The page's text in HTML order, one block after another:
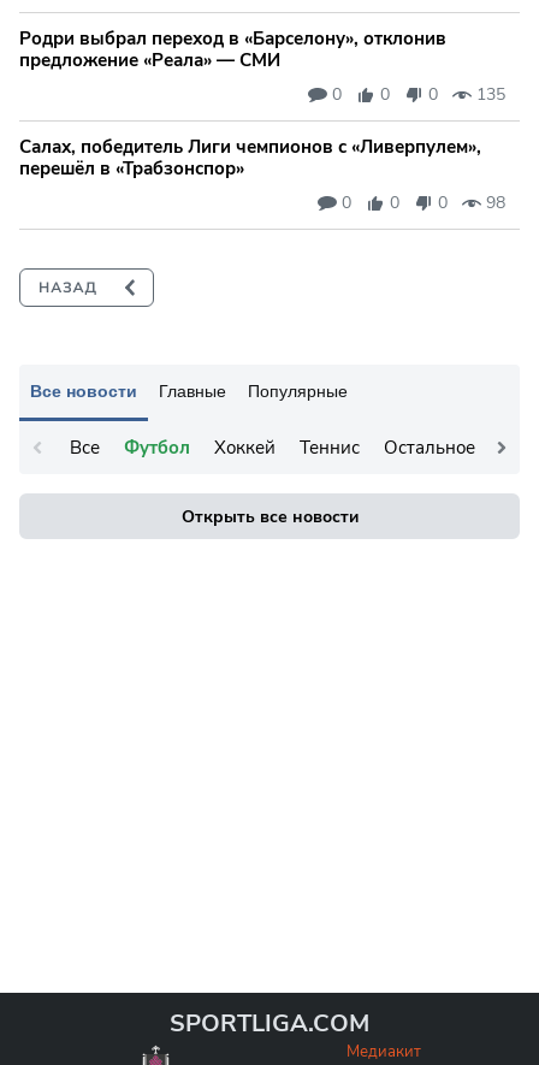
Все новости Главные Популярные
Все Футбол Хоккей Теннис Остальное
Открыть все новости
Родри выбрал переход в «Барселону», отклонив
предложение «Реала» — СМИ
0 0 0 135
Салах, победитель Лиги чемпионов с «Ливерпулем»,
перешёл в «Трабзонспор»
0 0 0 98
SPORTLIGA.COM
Медиакит